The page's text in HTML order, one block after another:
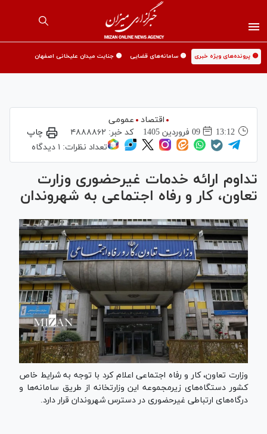
🟡 پرونده‌های ویژه خبری 🟡 سامانه‌های قضایی 🟡 جنایت میدان علیخانی اصفهان
اقتصاد
عمومی
13:12
09 فروردين 1405 کد خبر: ۴۸۸۸۸۶۲
چاپ
تعداد نظرات: ۱ دیدگاه
تداوم ارائه خدمات غیرحضوری وزارت
تعاون، کار و رفاه اجتماعی به شهروندان ‌
وزارت تعاون، کار و رفاه اجتماعی اعلام کرد با توجه به شرایط خاص
کشور دستگاه‌های زیرمجموعه این وزارتخانه از طریق سامانه‌ها و
درگاه‌های ارتباطی غیرحضوری در دسترس شهروندان قرار دارد.